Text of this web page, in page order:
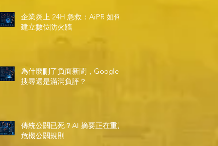
企業炎上 24H 急救：AiPR 如何
建立數位防火牆
為什麼刪了負面新聞，Google
搜尋還是滿滿負評？
傳統公關已死？AI 摘要正在重寫
危機公關規則